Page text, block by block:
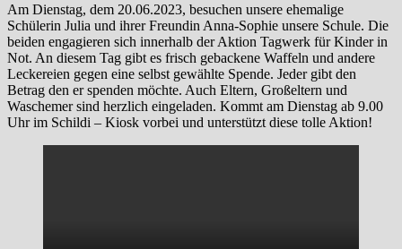
Am Dienstag, dem 20.06.2023, besuchen unsere ehemalige
Schülerin Julia und ihrer Freundin Anna-Sophie unsere Schule. Die
beiden engagieren sich innerhalb der Aktion Tagwerk für Kinder in
Not. An diesem Tag gibt es frisch gebackene Waffeln und andere
Leckereien gegen eine selbst gewählte Spende. Jeder gibt den
Betrag den er spenden möchte. Auch Eltern, Großeltern und
Waschemer sind herzlich eingeladen. Kommt am Dienstag ab 9.00
Uhr im Schildi – Kiosk vorbei und unterstützt diese tolle Aktion!